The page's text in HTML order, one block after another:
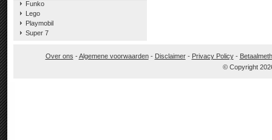
Funko
Lego
Playmobil
Super 7
Over ons -Algemene voorwaarden- Disclaimer- Privacy Policy-
© Copyright